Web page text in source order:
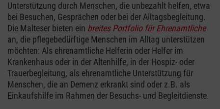
Unterstützung durch Menschen, die unbezahlt helfen, etwa
bei Besuchen, Gesprächen oder bei der Alltagsbegleitung.
Die Malteser bieten ein breites Portfolio für Ehrenamtliche
an, die pflegebedürftige Menschen im Alltag unterstützen
möchten: Als ehrenamtliche Helferin oder Helfer im
Krankenhaus oder in der Altenhilfe, in der Hospiz- oder
Trauerbegleitung, als ehrenamtliche Unterstützung für
Menschen, die an Demenz erkrankt sind oder z.B. als
Einkaufshilfe im Rahmen der Besuchs- und Begleitdienste.